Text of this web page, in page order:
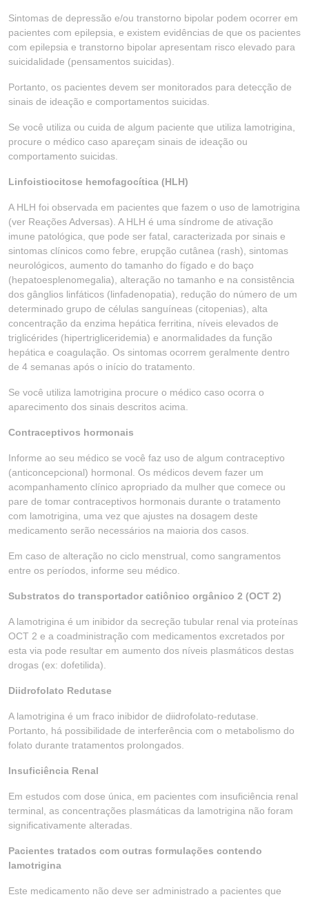
Sintomas de depressão e/ou transtorno bipolar podem ocorrer em
pacientes com epilepsia, e existem evidências de que os pacientes
com epilepsia e transtorno bipolar apresentam risco elevado para
suicidalidade (pensamentos suicidas).
Portanto, os pacientes devem ser monitorados para detecção de
sinais de ideação e comportamentos suicidas.
Se você utiliza ou cuida de algum paciente que utiliza lamotrigina,
procure o médico caso apareçam sinais de ideação ou
comportamento suicidas.
Linfoistiocitose hemofagocítica (HLH)
A HLH foi observada em pacientes que fazem o uso de lamotrigina
(ver Reações Adversas). A HLH é uma síndrome de ativação
imune patológica, que pode ser fatal, caracterizada por sinais e
sintomas clínicos como febre, erupção cutânea (rash), sintomas
neurológicos, aumento do tamanho do fígado e do baço
(hepatoesplenomegalia), alteração no tamanho e na consistência
dos gânglios linfáticos (linfadenopatia), redução do número de um
determinado grupo de células sanguíneas (citopenias), alta
concentração da enzima hepática ferritina, níveis elevados de
triglicérides (hipertrigliceridemia) e anormalidades da função
hepática e coagulação. Os sintomas ocorrem geralmente dentro
de 4 semanas após o início do tratamento.
Se você utiliza lamotrigina procure o médico caso ocorra o
aparecimento dos sinais descritos acima.
Contraceptivos hormonais
Informe ao seu médico se você faz uso de algum contraceptivo
(anticoncepcional) hormonal. Os médicos devem fazer um
acompanhamento clínico apropriado da mulher que comece ou
pare de tomar contraceptivos hormonais durante o tratamento
com lamotrigina, uma vez que ajustes na dosagem deste
medicamento serão necessários na maioria dos casos.
Em caso de alteração no ciclo menstrual, como sangramentos
entre os períodos, informe seu médico.
Substratos do transportador catiônico orgânico 2 (OCT 2)
A lamotrigina é um inibidor da secreção tubular renal via proteínas
OCT 2 e a coadministração com medicamentos excretados por
esta via pode resultar em aumento dos níveis plasmáticos destas
drogas (ex: dofetilida).
Diidrofolato Redutase
A lamotrigina é um fraco inibidor de diidrofolato-redutase.
Portanto, há possibilidade de interferência com o metabolismo do
folato durante tratamentos prolongados.
Insuficiência Renal
Em estudos com dose única, em pacientes com insuficiência renal
terminal, as concentrações plasmáticas da lamotrigina não foram
significativamente alteradas.
Pacientes tratados com outras formulações contendo
lamotrigina
Este medicamento não deve ser administrado a pacientes que